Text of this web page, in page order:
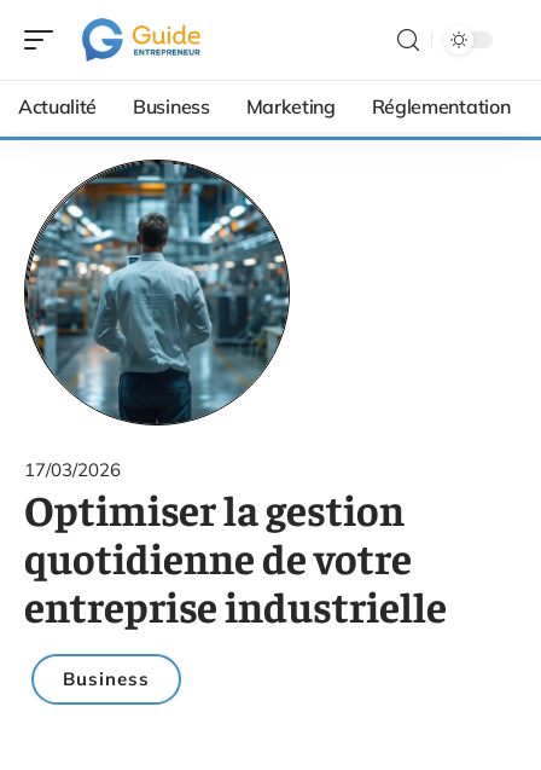
Actualité Business Marketing Réglementation
17/03/2026
Optimiser la gestion
quotidienne de votre
entreprise industrielle
Business